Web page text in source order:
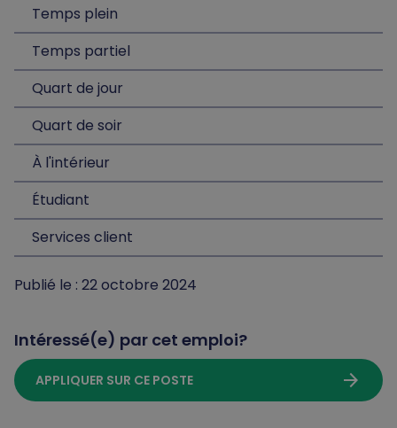
Temps plein
Temps partiel
Quart de jour
Quart de soir
À l'intérieur
Étudiant
Services client
Publié le : 22 octobre 2024
Intéressé(e) par cet emploi?
APPLIQUER SUR CE POSTE arrow_forward